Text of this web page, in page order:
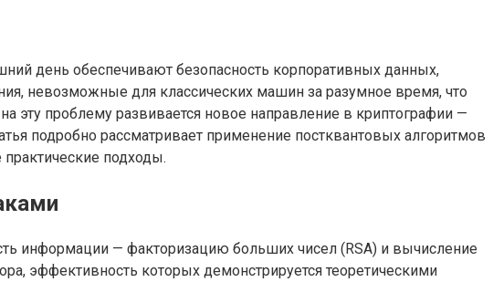
день обеспечивают безопасность корпоративных данных,
невозможные для классических машин за разумное время, что
эту проблему развивается новое направление в криптографии —
подробно рассматривает применение постквантовых алгоритмов
подходы.
информации — факторизацию больших чисел (RSA) и вычисление
эффективность которых демонстрируется теоретическими